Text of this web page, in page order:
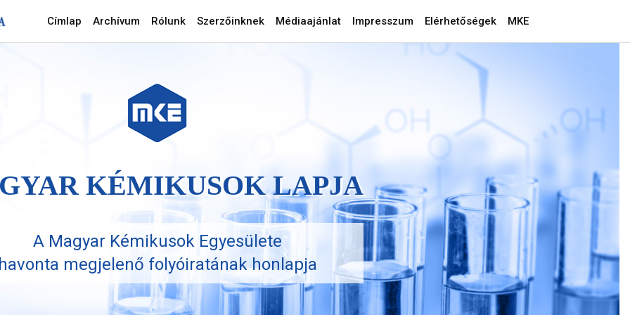
Címlap Archívum Rólunk Szerzőinknek Médiaajánlat Impresszum Elérhetőségek MKE
KÉMIKUSOK LAPJA
A Magyar Kémikusok Egyesülete
megjelenő folyóiratának honlapja